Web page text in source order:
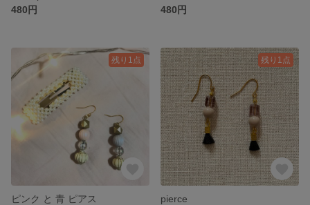
480円
480円
残り1点
ピンク と 青 ピアス
残り1点
pierce